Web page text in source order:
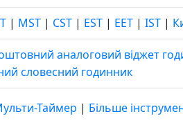
| MST | CST | EST | EET | IST |
аналоговий віджет
словесний годинник
Таймер | Більше